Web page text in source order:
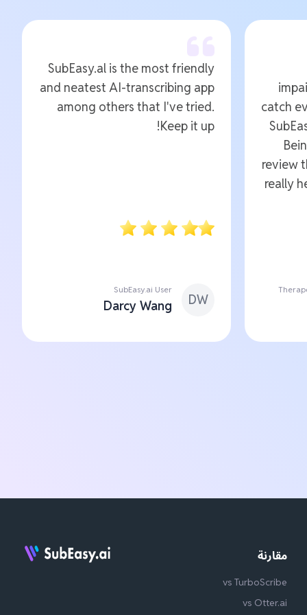
catch
review
really
SubEasy.al is the most friendly
and neatest AI-transcribing app
among others that I've tried.
Keep it up!
DW
SubEasy.ai User
Darcy Wang
مقارنة
vs TurboScribe
vs Otter.ai